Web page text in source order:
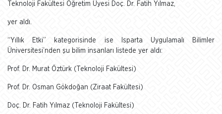
Teknoloji Fakültesi Öğretim Üyesi Doç. Dr. Fatih Yılmaz,
yer aldı.
“Yıllık Etki” kategorisinde ise Isparta Uygulamalı Bilimler
Üniversitesi’nden şu bilim insanları listede yer aldı:
Prof. Dr. Murat Öztürk (Teknoloji Fakültesi)
Prof. Dr. Osman Gökdoğan (Ziraat Fakültesi)
Doç. Dr. Fatih Yılmaz (Teknoloji Fakültesi)